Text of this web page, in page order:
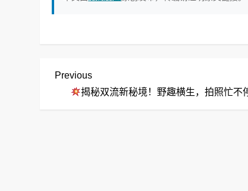
文
Previous
Post
Previous
揭秘双流新秘境！野趣横生，拍照忙不